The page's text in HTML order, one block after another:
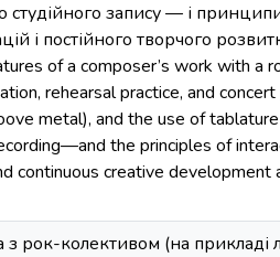
запису — і
і постійного творчого
of a composer’s work with a
rehearsal practice, and
metal), and the use of
the principles of
continuous creative
рок-колективом (на прикладі